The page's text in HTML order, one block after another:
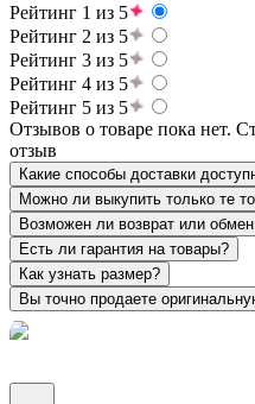
Рейтинг 1 из 5
Рейтинг 2 из 5
Рейтинг 3 из 5
Рейтинг 4 из 5
Рейтинг 5 из 5
Отзывов о товаре пока нет.
отзыв
Какие способы доставки
Можно ли выкупить только те
Возможен ли возврат или
Есть ли гарантия на товары?
Как узнать размер?
Вы точно продаете